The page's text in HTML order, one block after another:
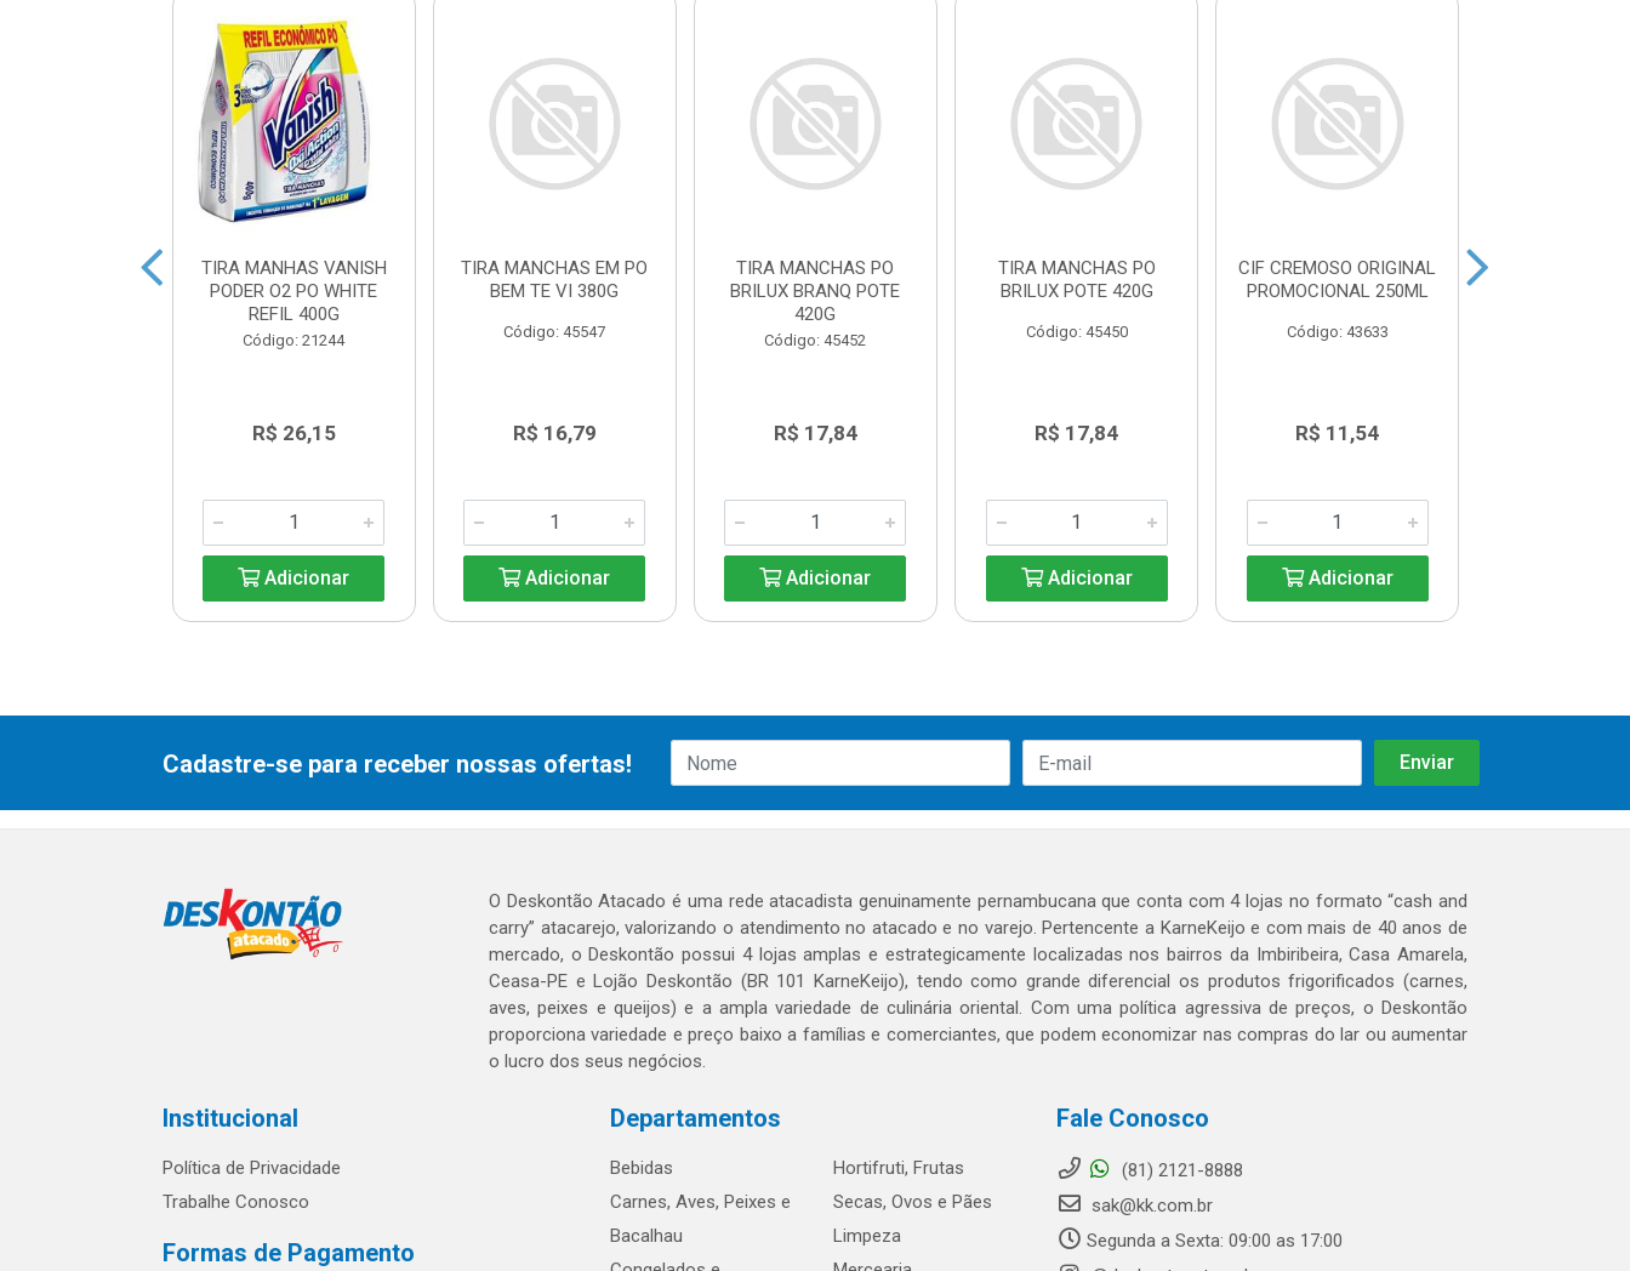
TIRA MANHAS VANISH
PODER O2 PO WHITE
REFIL 400G
Código: 21244
R$ 26,15
Adicionar
TIRA MANCHAS EM PO
BEM TE VI 380G
Código: 45547
R$ 16,79
Adicionar
TIRA MANCHAS PO
BRILUX BRANQ POTE
420G
Código: 45452
R$ 17,84
Adicionar
TIRA MANCHAS PO
BRILUX POTE 420G
Código: 45450
R$ 17,84
Adicionar
CIF CREMOSO ORIGINAL
PROMOCIONAL 250ML
Código: 43633
R$ 11,54
Adicionar
Cadastre-se para receber nossas ofertas!
O Deskontão Atacado é uma rede atacadista genuinamente pernambucana que conta com 4 lojas no formato “cash and
carry” atacarejo, valorizando o atendimento no atacado e no varejo. Pertencente a KarneKeijo e com mais de 40 anos de
mercado, o Deskontão possui 4 lojas amplas e estrategicamente localizadas nos bairros da Imbiribeira, Casa Amarela,
Ceasa-PE e Lojão Deskontão (BR 101 KarneKeijo), tendo como grande diferencial os produtos frigorificados (carnes,
aves, peixes e queijos) e a ampla variedade de culinária oriental. Com uma política agressiva de preços, o Deskontão
proporciona variedade e preço baixo a famílias e comerciantes, que podem economizar nas compras do lar ou aumentar
o lucro dos seus negócios.
Institucional
Política de Privacidade
Trabalhe Conosco
Formas de Pagamento
Departamentos
Bebidas
Carnes, Aves, Peixes e
Bacalhau
Hortifruti, Frutas
Secas, Ovos e Pães
Limpeza
Fale Conosco
(81) 2121-8888
sak@kk.com.br
Segunda a Sexta: 09:00 as 17:00